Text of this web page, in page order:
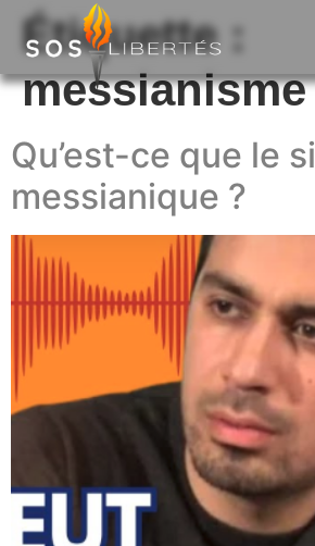
Étiquette :
messianisme
Qu’est-​ce que le
messianique ?